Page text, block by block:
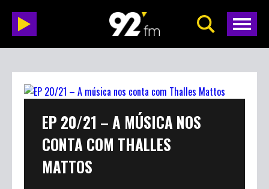
EP 20/21 – A MÚSICA NOS
CONTA COM THALLES
MATTOS